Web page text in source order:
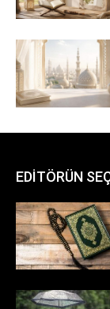
EDİTÖRÜN